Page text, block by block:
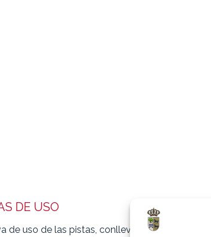
DE USO
de uso de las pistas, conlleva el cuidado de